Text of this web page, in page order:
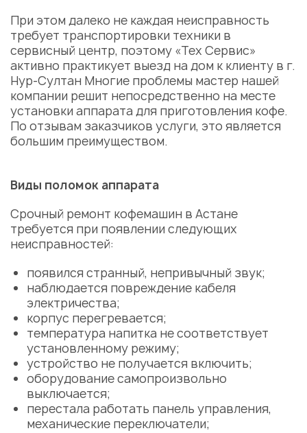
При этом далеко не каждая неисправность
требует транспортировки техники в
сервисный центр, поэтому «Тех Сервис»
активно практикует выезд на дом к клиенту в г.
Нур-Султан Многие проблемы мастер нашей
компании решит непосредственно на месте
установки аппарата для приготовления кофе.
По отзывам заказчиков услуги, это является
большим преимуществом.
Виды поломок аппарата
Срочный ремонт кофемашин в Астане
требуется при появлении следующих
неисправностей:
появился странный, непривычный звук;
наблюдается повреждение кабеля
электричества;
корпус перегревается;
температура напитка не соответствует
установленному режиму;
устройство не получается включить;
оборудование самопроизвольно
выключается;
перестала работать панель управления,
механические переключатели;